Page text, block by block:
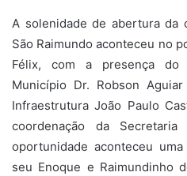
A solenidade de abertura da
São Raimundo aconteceu no
Félix, com a presença do
Município Dr. Robson
Infraestrutura João Paulo
coordenação da
oportunidade aconteceu
seu Enoque e Raimundinho